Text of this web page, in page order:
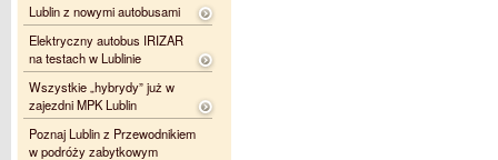
Lublin z nowymi autobusami
Elektryczny autobus IRIZAR
na testach w Lublinie
Wszystkie „hybrydy” już w
zajezdni MPK Lublin
Poznaj Lublin z Przewodnikiem
w podróży zabytkowym